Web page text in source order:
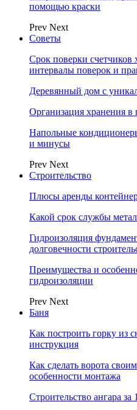
помощью краски
Prev Next
Советы
Срок поверки счетчиков
интервалы поверок и
Деревянный дом с
Организация хранения
Напольные
и минусы
Prev Next
Строительство
Плюсы аренды
Какой срок службы
Гидроизоляция
долговечности
Преимущества и
гидроизоляции
Prev Next
Баня
Как построить горку из
инструкция
Как сделать ворота
особенности монтажа
Строительство ангара